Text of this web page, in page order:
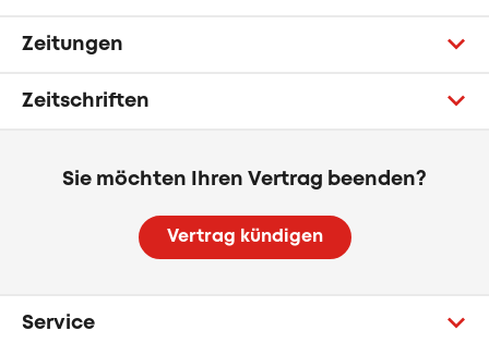
Zeitungen
Zeitschriften
Sie möchten Ihren Vertrag beenden?
Vertrag kündigen
Service